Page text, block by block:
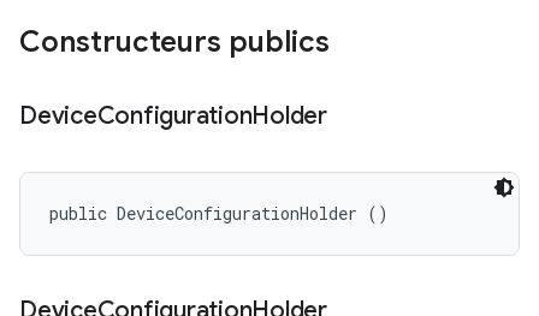
Constructeurs publics
DeviceConfigurationHolder
public DeviceConfigurationHolder ()